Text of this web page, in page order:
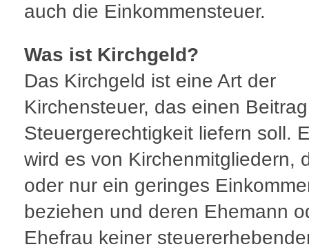
auch die Einkommensteuer.
Was ist Kirchgeld?
Das Kirchgeld ist eine Art der
Kirchensteuer, das einen
Steuergerechtigkeit liefern soll.
wird es von Kirchenmitgliedern,
oder nur ein geringes
beziehen und deren Ehemann
Ehefrau keiner